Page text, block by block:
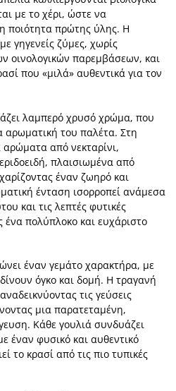
με το χέρι, ώστε να
ποιότητα πρώτης ύλης. Η
γηγενείς ζύμες, χωρίς
οινολογικών παρεμβάσεων, και
που «μιλά» αυθεντικά για τον
λαμπερό χρυσό χρώμα, που
αρωματική του παλέτα. Στη
από νεκταρίνι,
πλαισιωμένα από
έναν ζωηρό και
ένταση ισορροπεί ανάμεσα
και τις λεπτές φυτικές
πολύπλοκο και ευχάριστο
έναν γεμάτο χαρακτήρα, με
όγκο και δομή. Η τραγανή
τις γεύσεις
μια παρατεταμένη,
Κάθε γουλιά συνδυάζει
έναν φυσικό και αυθεντικό
το κρασί από τις πιο τυπικές